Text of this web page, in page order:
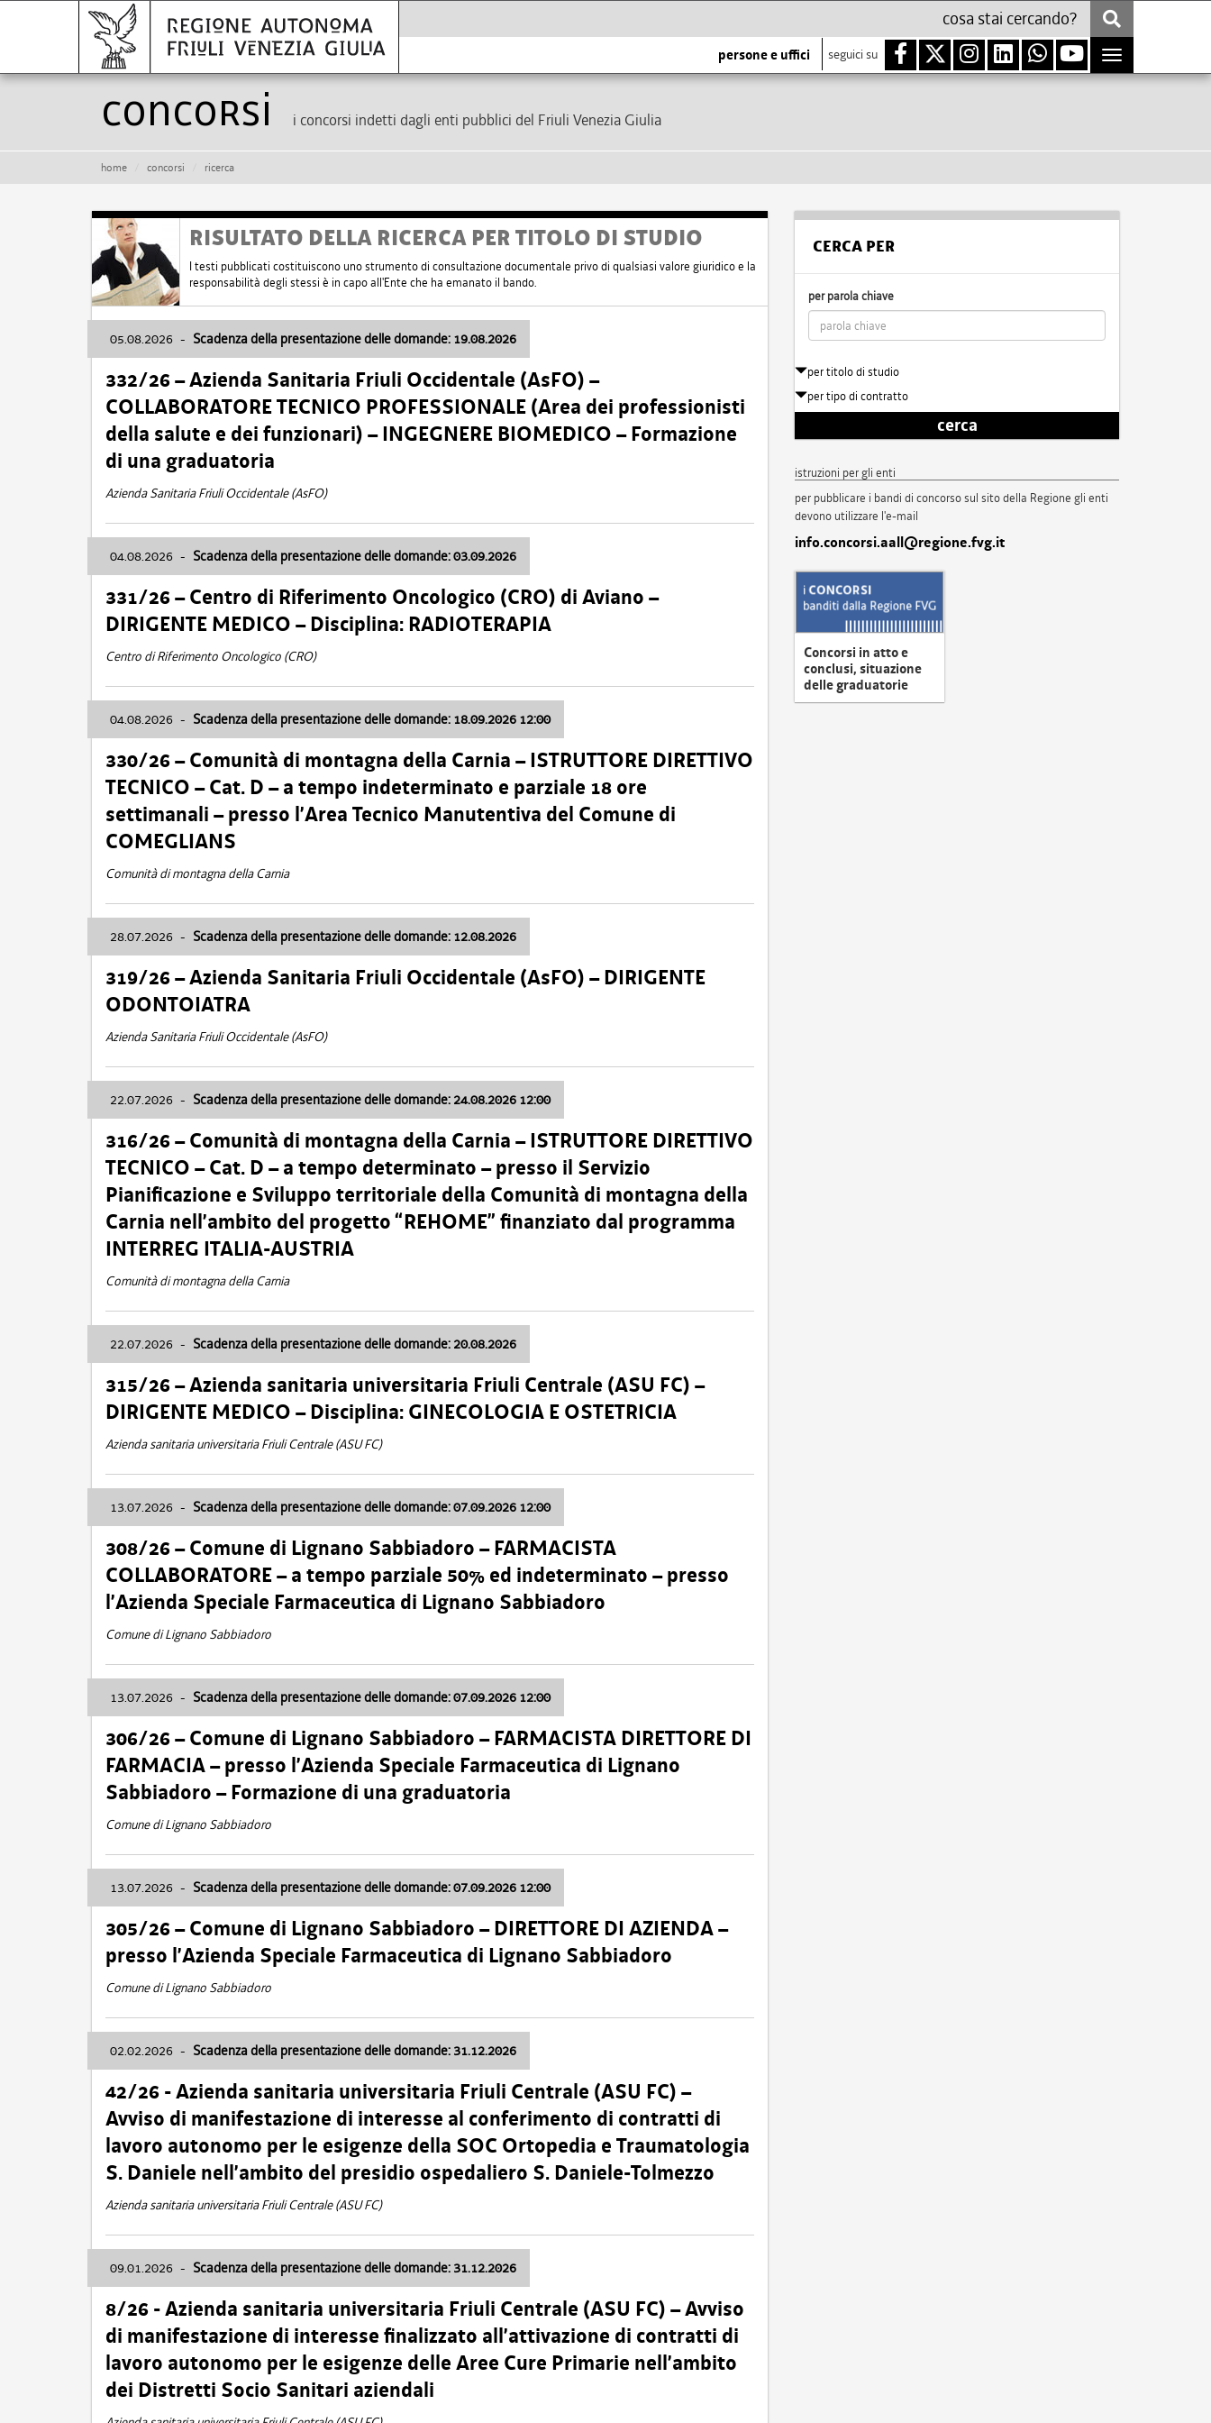
persone e uffici seguici su
Toggle
navigation
Concorsi i concorsi indetti dagli enti pubblici del Friuli Venezia Giulia
home concorsi ricerca
RISULTATO DELLA RICERCA PER TITOLO DI STUDIO
I testi pubblicati costituiscono uno strumento di consultazione documentale privo di qualsiasi valore giuridico e la
responsabilità degli stessi è in capo all'Ente che ha emanato il bando.
05.08.2026 - Scadenza della presentazione delle domande: 19.08.2026
332/26 – Azienda Sanitaria Friuli Occidentale (AsFO) –
COLLABORATORE TECNICO PROFESSIONALE (Area dei professionisti
della salute e dei funzionari) – INGEGNERE BIOMEDICO – Formazione
di una graduatoria
Azienda Sanitaria Friuli Occidentale (AsFO)
04.08.2026 - Scadenza della presentazione delle domande: 03.09.2026
331/26 – Centro di Riferimento Oncologico (CRO) di Aviano –
DIRIGENTE MEDICO – Disciplina: RADIOTERAPIA
Centro di Riferimento Oncologico (CRO)
04.08.2026 - Scadenza della presentazione delle domande: 18.09.2026 12:00
330/26 – Comunità di montagna della Carnia – ISTRUTTORE DIRETTIVO
TECNICO – Cat. D – a tempo indeterminato e parziale 18 ore
settimanali – presso l’Area Tecnico Manutentiva del Comune di
COMEGLIANS
Comunità di montagna della Carnia
28.07.2026 - Scadenza della presentazione delle domande: 12.08.2026
319/26 – Azienda Sanitaria Friuli Occidentale (AsFO) – DIRIGENTE
ODONTOIATRA
Azienda Sanitaria Friuli Occidentale (AsFO)
22.07.2026 - Scadenza della presentazione delle domande: 24.08.2026 12:00
316/26 – Comunità di montagna della Carnia – ISTRUTTORE DIRETTIVO
TECNICO – Cat. D – a tempo determinato – presso il Servizio
Pianificazione e Sviluppo territoriale della Comunità di montagna della
Carnia nell’ambito del progetto “REHOME” finanziato dal programma
INTERREG ITALIA-AUSTRIA
Comunità di montagna della Carnia
22.07.2026 - Scadenza della presentazione delle domande: 20.08.2026
315/26 – Azienda sanitaria universitaria Friuli Centrale (ASU FC) –
DIRIGENTE MEDICO – Disciplina: GINECOLOGIA E OSTETRICIA
Azienda sanitaria universitaria Friuli Centrale (ASU FC)
13.07.2026 - Scadenza della presentazione delle domande: 07.09.2026 12:00
308/26 – Comune di Lignano Sabbiadoro – FARMACISTA
COLLABORATORE – a tempo parziale 50% ed indeterminato – presso
l’Azienda Speciale Farmaceutica di Lignano Sabbiadoro
Comune di Lignano Sabbiadoro
13.07.2026 - Scadenza della presentazione delle domande: 07.09.2026 12:00
306/26 – Comune di Lignano Sabbiadoro – FARMACISTA DIRETTORE DI
FARMACIA – presso l’Azienda Speciale Farmaceutica di Lignano
Sabbiadoro – Formazione di una graduatoria
Comune di Lignano Sabbiadoro
13.07.2026 - Scadenza della presentazione delle domande: 07.09.2026 12:00
305/26 – Comune di Lignano Sabbiadoro – DIRETTORE DI AZIENDA –
presso l’Azienda Speciale Farmaceutica di Lignano Sabbiadoro
Comune di Lignano Sabbiadoro
02.02.2026 - Scadenza della presentazione delle domande: 31.12.2026
42/26 - Azienda sanitaria universitaria Friuli Centrale (ASU FC) –
Avviso di manifestazione di interesse al conferimento di contratti di
lavoro autonomo per le esigenze della SOC Ortopedia e Traumatologia
S. Daniele nell’ambito del presidio ospedaliero S. Daniele-Tolmezzo
Azienda sanitaria universitaria Friuli Centrale (ASU FC)
09.01.2026 - Scadenza della presentazione delle domande: 31.12.2026
8/26 - Azienda sanitaria universitaria Friuli Centrale (ASU FC) – Avviso
di manifestazione di interesse finalizzato all’attivazione di contratti di
lavoro autonomo per le esigenze delle Aree Cure Primarie nell’ambito
dei Distretti Socio Sanitari aziendali
CERCA PER
per parola chiave
per titolo di studio
per tipo di contratto
cerca
istruzioni per gli enti
per pubblicare i bandi di concorso sul sito della Regione gli enti
devono utilizzare l'e-mail
info.concorsi.aall@regione.fvg.it
Concorsi in atto e
conclusi, situazione
delle graduatorie